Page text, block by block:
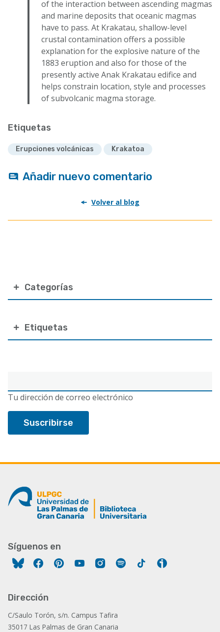
electrónico
Tu dirección de correo electrónico
Categorías
Etiquetas
of the interaction between ascending magmas
and marine deposits that oceanic magmas
have to pass. At Krakatau, shallow-level
crustal contamination offers a possible
explanation for the explosive nature of the
1883 eruption and also for those of the
presently active Anak Krakatau edifice and
helps constrain location, style and processes
of subvolcanic magma storage.
Etiquetas
Erupciones volcánicas Krakatoa
Añadir nuevo comentario
Volver al blog
Síguenos en
FacebookPinterestYouTubeInstagram
Spotify Tiktok
Dirección
C/Saulo Torón, s/n. Campus Tafira
35017 Las Palmas de Gran Canaria